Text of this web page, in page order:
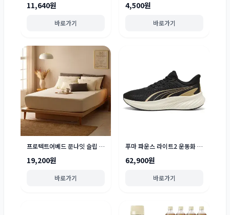
11,640원
바로가기
4,500원
바로가기
프로텍트어베드 문나잇 슬립 진드기차단 유아안전확인 방수 매트리스 커버
19,200원
바로가기
푸마 파운스 라이트2 운동화 313496
62,900원
바로가기